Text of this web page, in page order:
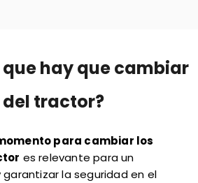
que hay que cambiar
tractor?
para cambiar los
es relevante para un
la seguridad en el